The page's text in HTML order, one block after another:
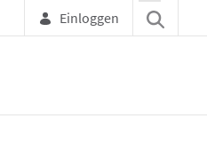
Einloggen